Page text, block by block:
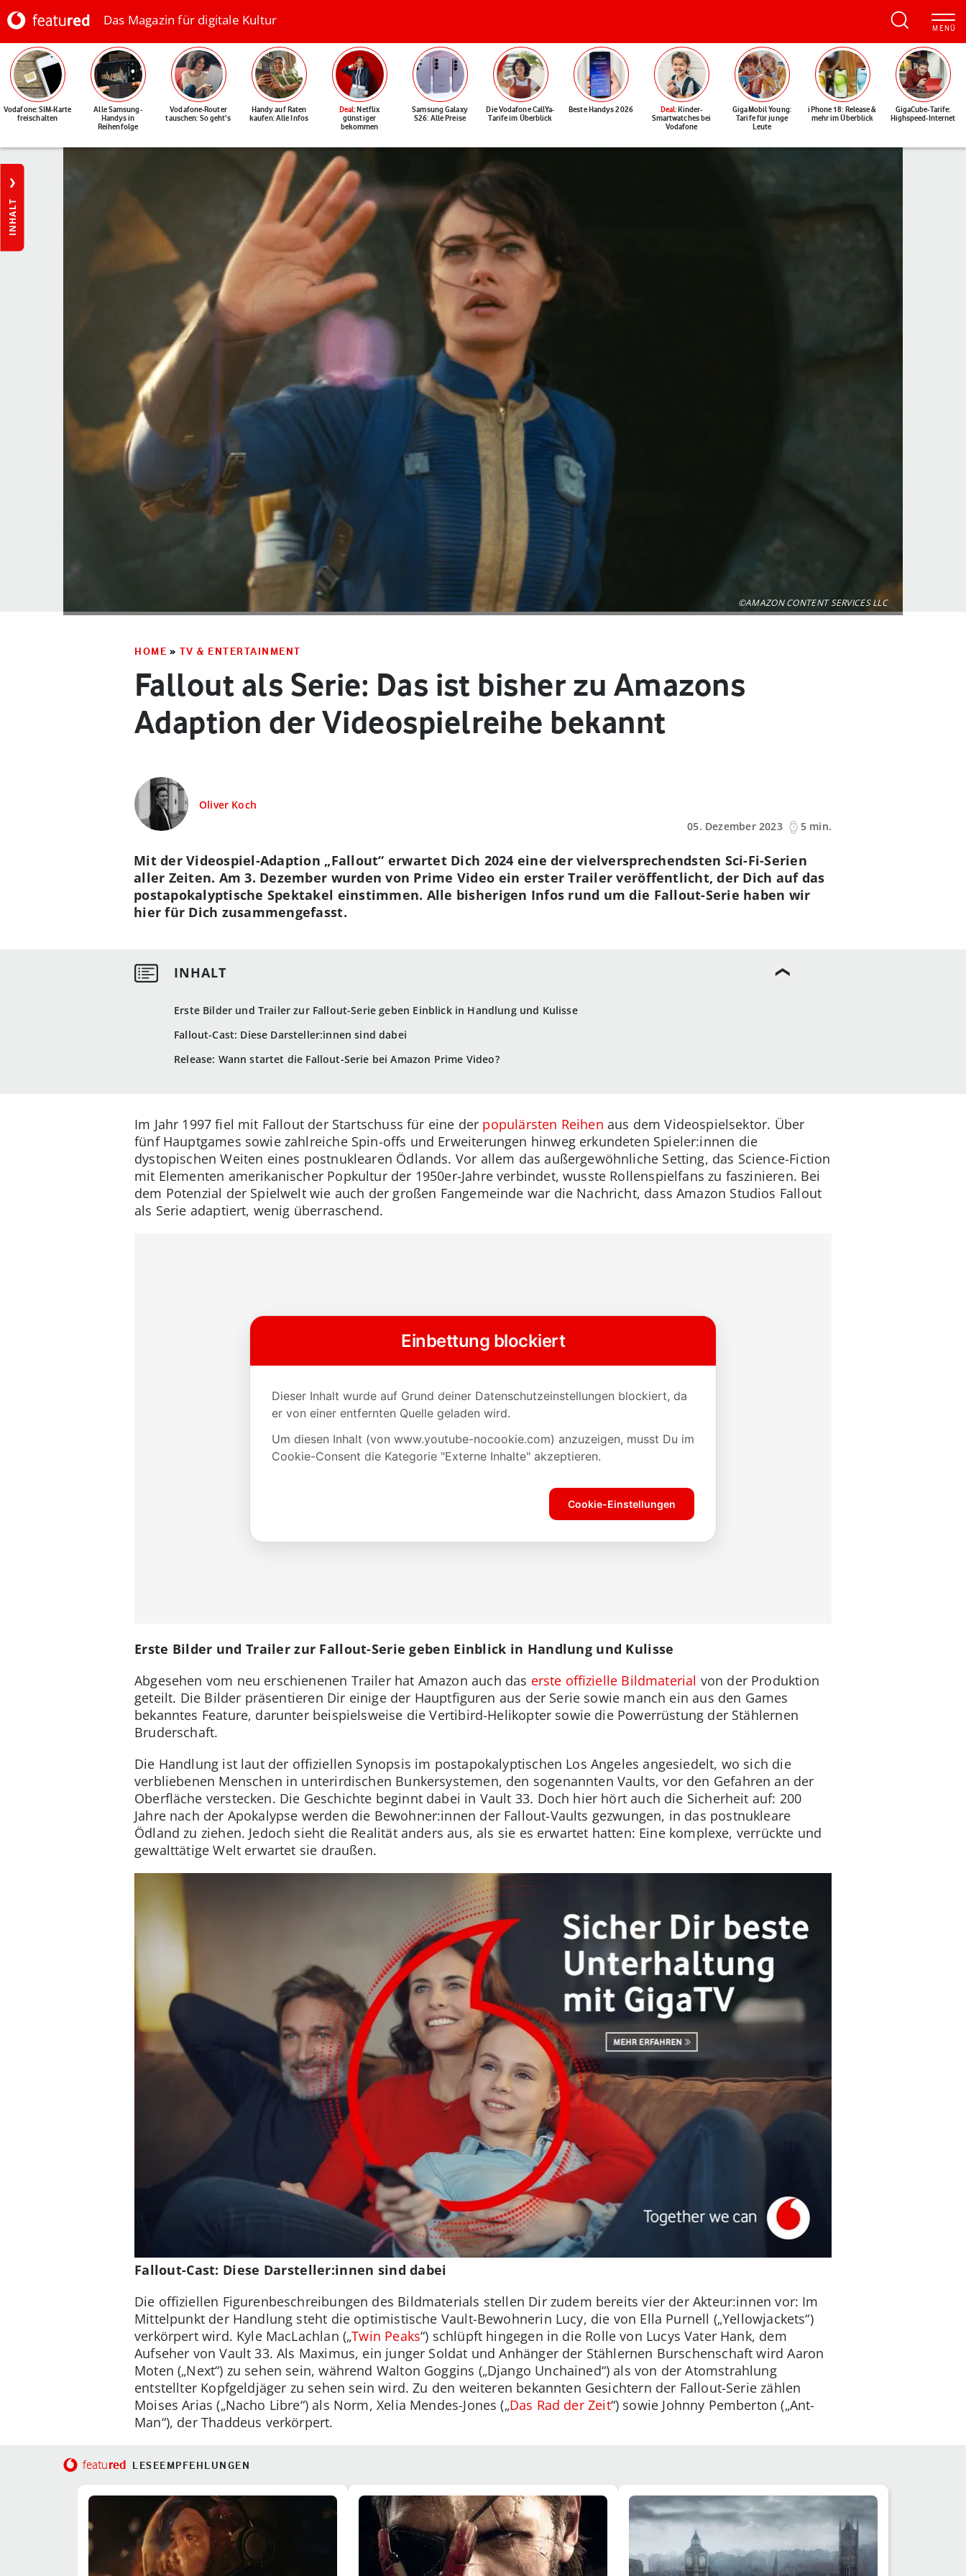
Das Magazin für digitale Kultur
Vodafone: SIM-Karte
freischalten
Alle Samsung-
Handys in
Reihenfolge
Vodafone-Router
tauschen: So geht's
Handy auf Raten
kaufen: Alle Infos
Deal: Netflix
günstiger
bekommen
Samsung Galaxy
S26: Alle Preise
Die Vodafone CallYa-
Tarife im Überblick
Beste Handys 2026 Deal: Kinder-
Smartwatches bei
Vodafone
GigaMobil Young:
Tarife für junge
Leute
iPhone 18: Release &
mehr im Überblick
GigaCube-Tarife:
Highspeed-Internet
INHALT
©AMAZON CONTENT SERVICES LLC
HOME » TV & ENTERTAINMENT
Fallout als Serie: Das ist bisher zu Amazons
Adaption der Videospielreihe bekannt
Oliver Koch
05. Dezember 2023
5 min.
Erste Bilder und Trailer zur Fallout-Serie geben Einblick in Handlung und Kulisse
Fallout-Cast: Diese Darsteller:innen sind dabei
Release: Wann startet die Fallout-Serie bei Amazon Prime Video?
Mit der Videospiel-Adaption „Fallout“ erwartet Dich 2024 eine der vielversprechendsten Sci-Fi-Serien
aller Zeiten. Am 3. Dezember wurden von Prime Video ein erster Trailer veröffentlicht, der Dich auf das
postapokalyptische Spektakel einstimmen. Alle bisherigen Infos rund um die Fallout-Serie haben wir
hier für Dich zusammengefasst.
Im Jahr 1997 fiel mit Fallout der Startschuss für eine der populärsten Reihen aus dem Videospielsektor. Über
fünf Hauptgames sowie zahlreiche Spin-offs und Erweiterungen hinweg erkundeten Spieler:innen die
dystopischen Weiten eines postnuklearen Ödlands. Vor allem das außergewöhnliche Setting, das Science-Fiction
mit Elementen amerikanischer Popkultur der 1950er-Jahre verbindet, wusste Rollenspielfans zu faszinieren. Bei
dem Potenzial der Spielwelt wie auch der großen Fangemeinde war die Nachricht, dass Amazon Studios Fallout
als Serie adaptiert, wenig überraschend.
Erste Bilder und Trailer zur Fallout-Serie geben Einblick in Handlung und Kulisse
Abgesehen vom neu erschienenen Trailer hat Amazon auch das erste offizielle Bildmaterial von der Produktion
geteilt. Die Bilder präsentieren Dir einige der Hauptfiguren aus der Serie sowie manch ein aus den Games
bekanntes Feature, darunter beispielsweise die Vertibird-Helikopter sowie die Powerrüstung der Stählernen
Bruderschaft.
Die Handlung ist laut der offiziellen Synopsis im postapokalyptischen Los Angeles angesiedelt, wo sich die
verbliebenen Menschen in unterirdischen Bunkersystemen, den sogenannten Vaults, vor den Gefahren an der
Oberfläche verstecken. Die Geschichte beginnt dabei in Vault 33. Doch hier hört auch die Sicherheit auf: 200
Jahre nach der Apokalypse werden die Bewohner:innen der Fallout-Vaults gezwungen, in das postnukleare
Ödland zu ziehen. Jedoch sieht die Realität anders aus, als sie es erwartet hatten: Eine komplexe, verrückte und
gewalttätige Welt erwartet sie draußen.
Fallout-Cast: Diese Darsteller:innen sind dabei
Die offiziellen Figurenbeschreibungen des Bildmaterials stellen Dir zudem bereits vier der Akteur:innen vor: Im
Mittelpunkt der Handlung steht die optimistische Vault-Bewohnerin Lucy, die von Ella Purnell („Yellowjackets“)
verkörpert wird. Kyle MacLachlan („Twin Peaks“) schlüpft hingegen in die Rolle von Lucys Vater Hank, dem
Aufseher von Vault 33. Als Maximus, ein junger Soldat und Anhänger der Stählernen Burschenschaft wird Aaron
Moten („Next“) zu sehen sein, während Walton Goggins („Django Unchained“) als von der Atomstrahlung
entstellter Kopfgeldjäger zu sehen sein wird. Zu den weiteren bekannten Gesichtern der Fallout-Serie zählen
Moises Arias („Nacho Libre“) als Norm, Xelia Mendes-Jones („Das Rad der Zeit“) sowie Johnny Pemberton („Ant-
Man“), der Thaddeus verkörpert.
featured LESEEMPFEHLUNGEN